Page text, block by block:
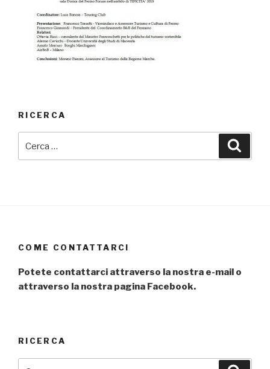
RICERCA
COME CONTATTARCI
Potete contattarci attraverso la nostra e-mail o
attraverso la nostra pagina Facebook.
qualified teaching staff and a growing range of
training courses andbest fake rolexto meet the
RICERCA